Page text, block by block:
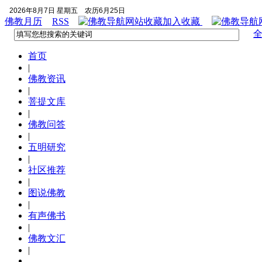
2026年8月7日 星期五 农历6月25日
佛教月历 RSS 加入收藏
首页
|
佛教资讯
|
菩提文库
|
佛教问答
|
五明研究
|
社区推荐
|
图说佛教
|
有声佛书
|
佛教文汇
|